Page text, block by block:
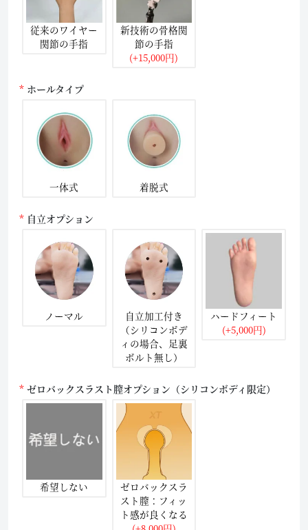
従来のワイヤー
関節の手指
新技術の骨格関
節の手指
(+15,000円)
ホールタイプ
一体式 着脱式
自立オプション
ノーマル
自立加工付き
（シリコンボデ
ィの場合、足裏
ボルト無し）
ハードフィート
(+5,000円)
ゼロバックスラスト膣オプション（シリコンボディ限定）
希望しない
ゼロバックスラ
スト膣：フィッ
ト感が良くなる